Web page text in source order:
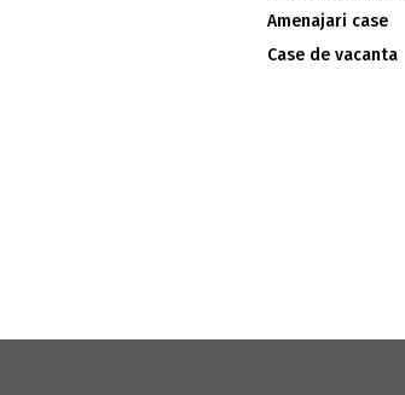
Amenajari case
Case de vacanta